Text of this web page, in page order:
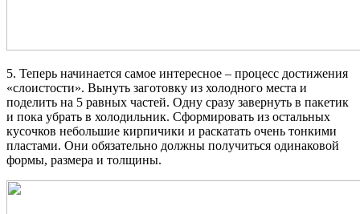
5. Теперь начинается самое интересное – процесс достижения
«слоистости». Вынуть заготовку из холодного места и
поделить на 5 равных частей. Одну сразу завернуть в пакетик
и пока убрать в холодильник. Сформировать из остальных
кусочков небольшие кирпичики и раскатать очень тонкими
пластами. Они обязательно должны получиться одинаковой
формы, размера и толщины.